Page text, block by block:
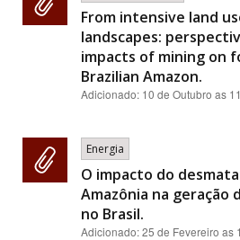
From intensive land
landscapes:
impacts of mining on
Brazilian Amazon.
Adicionado: 10 de Outubro as
Energia
O impacto do
Amazônia na geração
no Brasil.
Adicionado:25 de Fevereiro as